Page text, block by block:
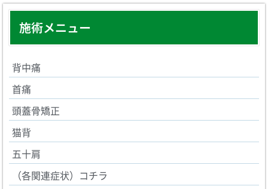
施術メニュー
背中痛
首痛
頭蓋骨矯正
猫背
五十肩
（各関連症状）コチラ